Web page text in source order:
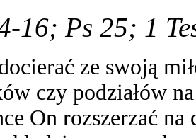
16; Ps 25; 1
ze swoją
czy podziałów
On rozszerzać